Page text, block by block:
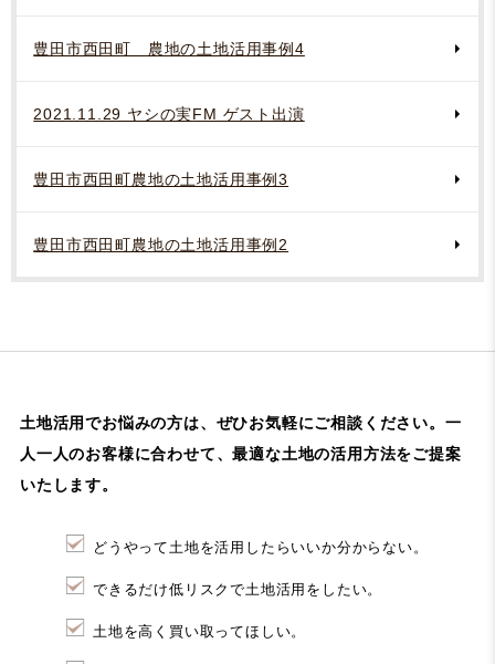
豊田市西田町 農地の土地活用事例4
2021.11.29 ヤシの実FM ゲスト出演
豊田市西田町農地の土地活用事例3
豊田市西田町農地の土地活用事例2
土地活用でお悩みの方は、ぜひお気軽にご相談ください。 一
人一人のお客様に合わせて、最適な土地の活用方法をご提案
いたします。
どうやって土地を活用したらいいか分からない。
できるだけ低リスクで土地活用をしたい。
土地を高く買い取ってほしい。